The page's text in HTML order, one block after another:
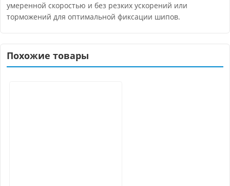
умеренной скоростью и без резких ускорений или
торможений для оптимальной фиксации шипов.
Похожие товары